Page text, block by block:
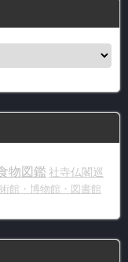
物図鑑 社寺仏閣巡
館・博物館・図書館